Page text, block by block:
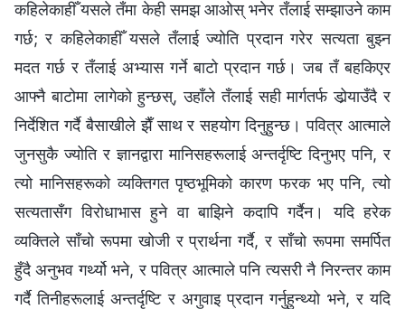
कहिलेकाहीँ यसले तँमा केही समझ आओस् भनेर तँलाई सम्झाउने काम
गर्छ; र कहिलेकाहीँ यसले तँलाई ज्योति प्रदान गरेर सत्यता बुझ्न
मदत गर्छ र तँलाई अभ्यास गर्ने बाटो प्रदान गर्छ। जब तँ बहकिएर
आफ्नै बाटोमा लागेको हुन्छस्, उहाँले तँलाई सही मार्गतर्फ डोर्‍याउँदै र
निर्देशित गर्दै बैसाखीले झैँ साथ र सहयोग दिनुहुन्छ। पवित्र आत्माले
जुनसुकै ज्योति र ज्ञानद्वारा मानिसहरूलाई अन्तर्दृष्टि दिनुभए पनि, र
त्यो मानिसहरूको व्यक्तिगत पृष्ठभूमिको कारण फरक भए पनि, त्यो
सत्यतासँग विरोधाभास हुने वा बाझिने कदापि गर्दैन। यदि हरेक
व्यक्तिले साँचो रूपमा खोजी र प्रार्थना गर्दै, र साँचो रूपमा समर्पित
हुँदै अनुभव गर्थ्यो भने, र पवित्र आत्माले पनि त्यसरी नै निरन्तर काम
गर्दै तिनीहरूलाई अन्तर्दृष्टि र अगुवाइ प्रदान गर्नुहुन्थ्यो भने, र यदि